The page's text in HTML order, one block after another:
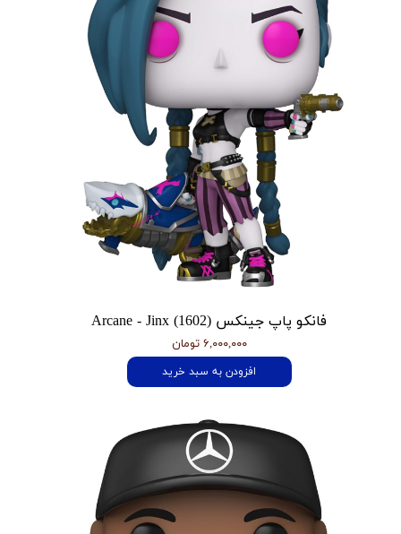
فانکو پاپ جینکس Arcane - Jinx (1602)
۶,۰۰۰,۰۰۰ تومان
افزودن به سبد خرید